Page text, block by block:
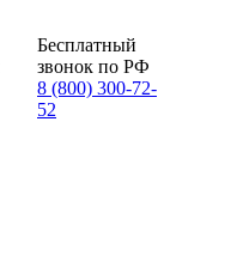
Бесплатный
звонок по РФ
8 (800) 300-72-
52